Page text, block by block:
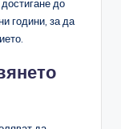
до
години, за да